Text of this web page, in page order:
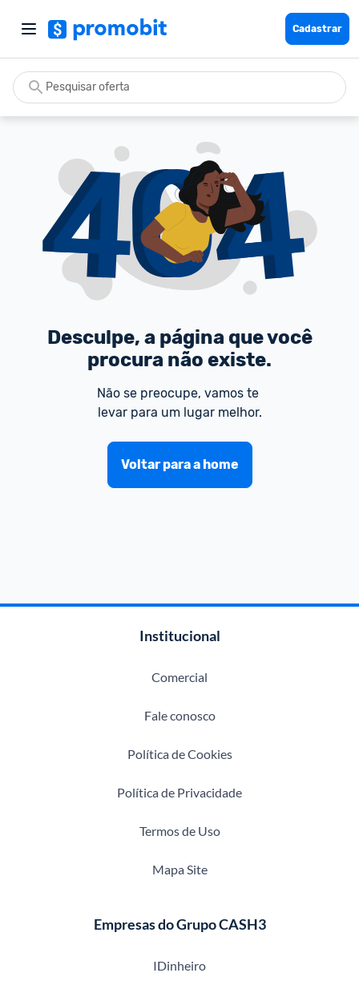
Cadastrar
Desculpe, a página que você
procura não existe.
Não se preocupe, vamos te
levar para um lugar melhor.
Voltar para a home
Institucional
Comercial
Fale conosco
Política de Cookies
Política de Privacidade
Termos de Uso
Mapa Site
Empresas do Grupo CASH3
IDinheiro